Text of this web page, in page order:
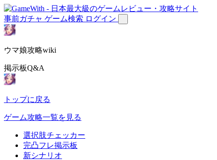
事前ガチャ ゲーム検索 ログイン
ウマ娘攻略wiki
掲示板Q&A
トップに戻る
ゲーム攻略一覧を見る
選択肢チェッカー
完凸フレ掲示板
新シナリオ